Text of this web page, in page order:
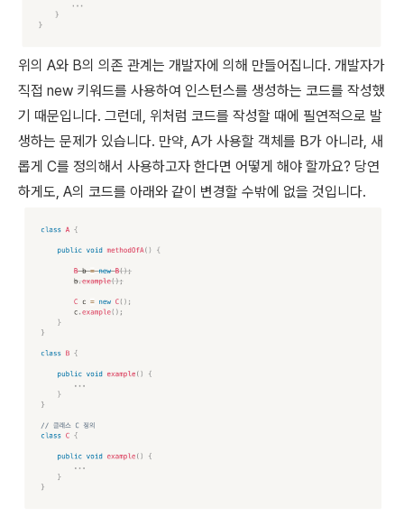
위의 A와 B의 의존 관계는 개발자에 의해 만들어집니다. 개발자가
직접 new 키워드를 사용하여 인스턴스를 생성하는 코드를 작성했
기 때문입니다. 그런데, 위처럼 코드를 작성할 때에 필연적으로 발
생하는 문제가 있습니다. 만약, A가 사용할 객체를 B가 아니라, 새
롭게 C를 정의해서 사용하고자 한다면 어떻게 해야 할까요? 당연
하게도, A의 코드를 아래와 같이 변경할 수밖에 없을 것입니다.